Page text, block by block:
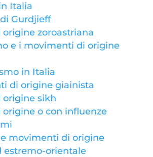
Italia
di Gurdjieff
zoroastriana
e i movimenti di origine
in Italia
di origine giainista
origine sikh
origine o con influenze
movimenti di origine
estremo-orientale